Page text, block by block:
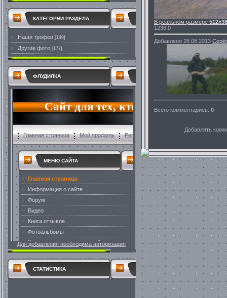
КАТЕГОРИИ РАЗДЕЛА
Наши трофеи [149]
Другие фото [177]
ФЛУДИЛКА
Для добавления необходима авторизация
СТАТИСТИКА
В реальном размере
1236 0
Добавлено 28.08.2013
Всего комментариев: 0
Добавлять